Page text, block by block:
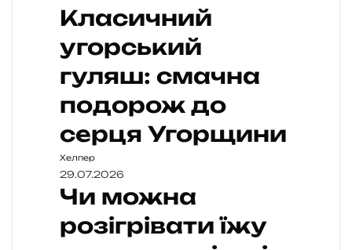
Класичний
угорський
гуляш: смачна
подорож до
серця Угорщини
Хелпер
29.07.2026
Чи можна
розігрівати їжу